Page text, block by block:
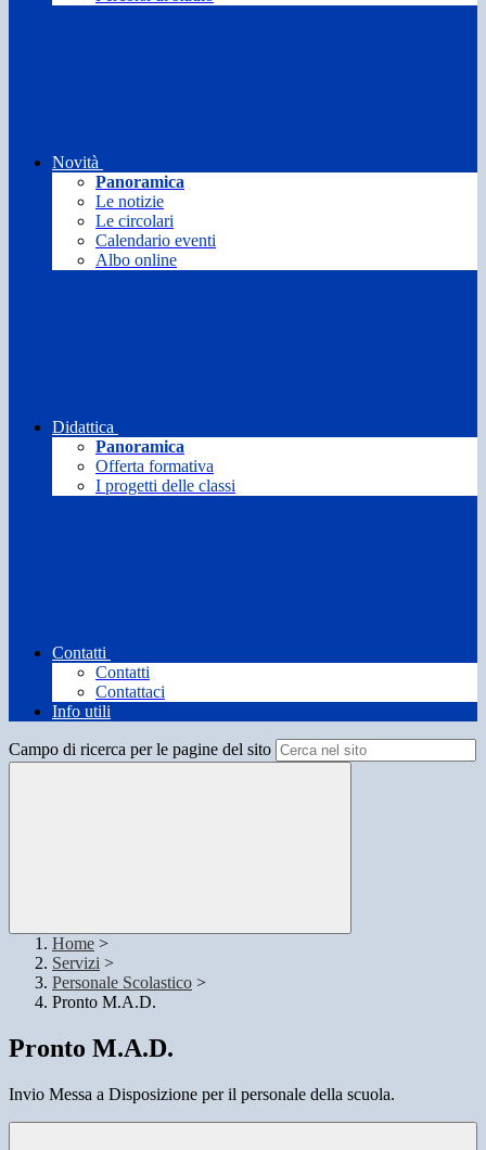
Novità
Panoramica
Le notizie
Le circolari
Calendario eventi
Albo online
Didattica
Panoramica
Offerta formativa
I progetti delle classi
Contatti
Contatti
Contattaci
Info utili
Campo di ricerca per le pagine del sito
Home >
Servizi >
Personale Scolastico >
Pronto M.A.D.
Pronto M.A.D.
Invio Messa a Disposizione per il personale della scuola.